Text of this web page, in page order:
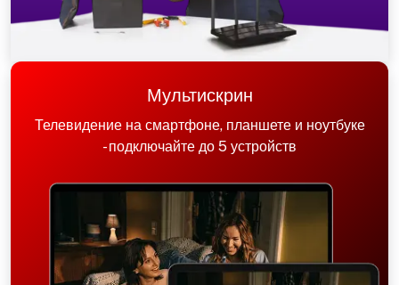
Мультискрин
Телевидение на смартфоне, планшете и ноутбуке
- подключайте до 5 устройств